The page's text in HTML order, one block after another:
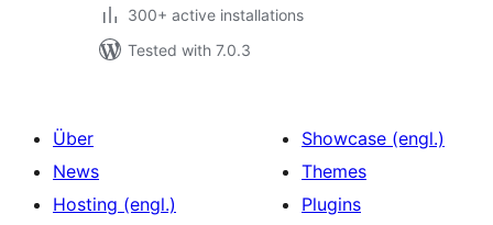
300+ active installations
Tested with 7.0.3
Über
News
Hosting (engl.)
Showcase (engl.)
Themes
Plugins